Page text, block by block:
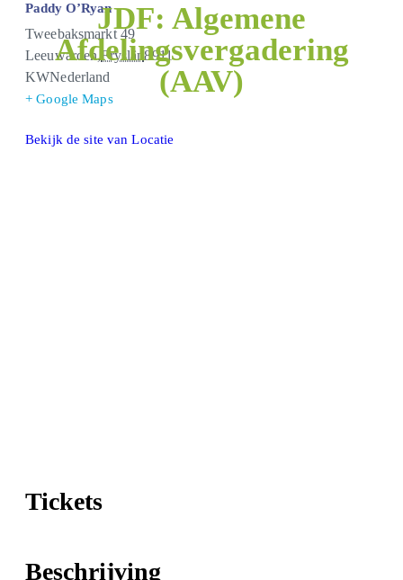
JDF: Algemene
Afdelingsvergadering
(AAV)
Paddy O’Ryan
Tweebaksmarkt 49
Leeuwarden, Fryslân8911
KWNederland
+ Google Maps
Bekijk de site van Locatie
Tickets
Beschrijving